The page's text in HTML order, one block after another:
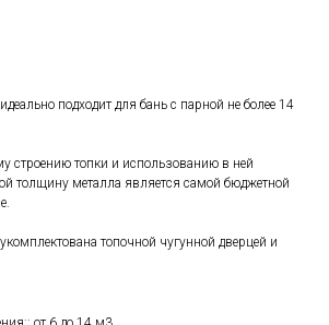
подходит для бань с парной не более 14
строению топки и использованию в ней
толщину металла является самой бюджетной
топочной чугунной дверцей и